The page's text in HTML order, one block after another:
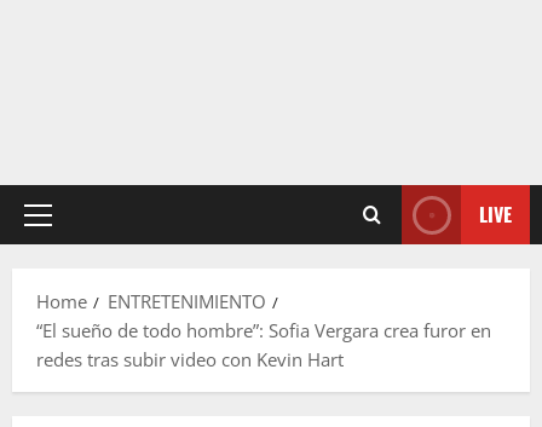
Primary
LIVE
Home
ENTRETENIMIENTO
“El sueño de todo hombre”: Sofia Vergara crea furor en
redes tras subir video con Kevin Hart